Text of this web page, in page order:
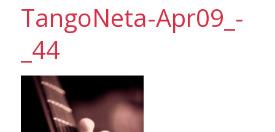
TangoNeta-Apr09_-
_44